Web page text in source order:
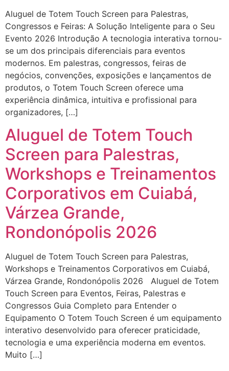
Aluguel de Totem Touch Screen para Palestras,
Congressos e Feiras: A Solução Inteligente para o Seu
Evento 2026 Introdução A tecnologia interativa tornou-
se um dos principais diferenciais para eventos
modernos. Em palestras, congressos, feiras de
negócios, convenções, exposições e lançamentos de
produtos, o Totem Touch Screen oferece uma
experiência dinâmica, intuitiva e profissional para
organizadores, […]
Aluguel de Totem Touch
Screen para Palestras,
Workshops e Treinamentos
Corporativos em Cuiabá,
Várzea Grande,
Rondonópolis 2026
Aluguel de Totem Touch Screen para Palestras,
Workshops e Treinamentos Corporativos em Cuiabá,
Várzea Grande, Rondonópolis 2026 Aluguel de Totem
Touch Screen para Eventos, Feiras, Palestras e
Congressos Guia Completo para Entender o
Equipamento O Totem Touch Screen é um equipamento
interativo desenvolvido para oferecer praticidade,
tecnologia e uma experiência moderna em eventos.
Muito […]